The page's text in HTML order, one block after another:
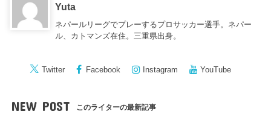
Yuta
ネパールリーグでプレーするプロサッカー選手。ネパー
ル、カトマンズ在住。三重県出身。
Twitter Facebook Instagram YouTube
NEW POST このライターの最新記事